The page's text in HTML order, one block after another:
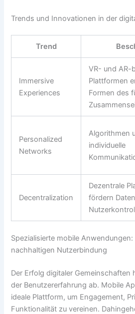
Trends und Innovationen in der
Trend
Immersive
Experiences
VR- und AR-
Plattformen
Formen des
Personalized
Networks
Algorithmen
individuelle
Decentralization
Dezentrale
fördern
Spezialisierte mobile Anwendungen:
nachhaltigen Nutzerbindung
Der Erfolg digitaler Gemeinschaften
der Benutzererfahrung ab. Mobile
ideale Plattform, um Engagement,
Funktionalität zu vereinen.